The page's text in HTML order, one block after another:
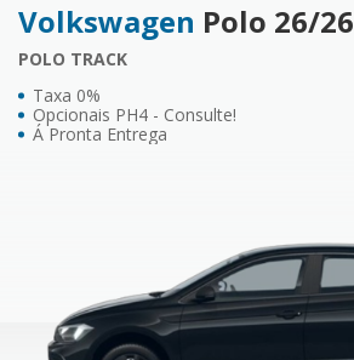
Volkswagen Polo 26/26
POLO TRACK
Taxa 0%
Opcionais PH4 - Consulte!
Á Pronta Entrega